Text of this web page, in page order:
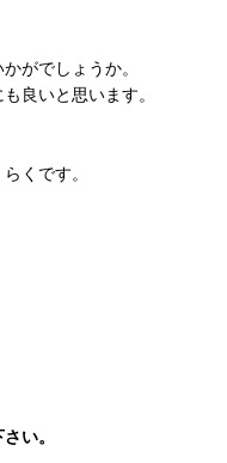
がでしょうか。
良いと思います。
くです。
い。